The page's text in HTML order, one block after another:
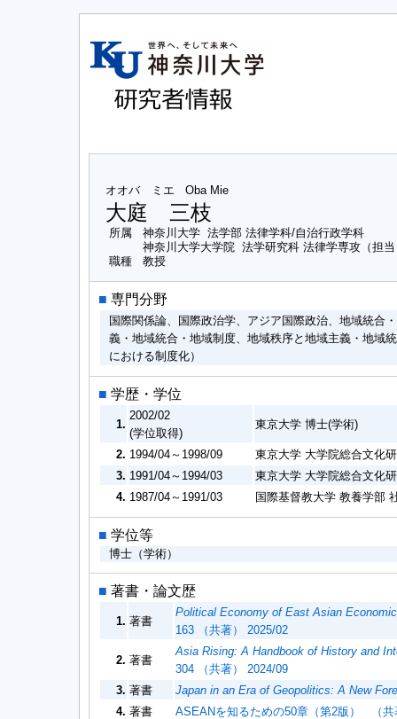
オオバ ミエ Oba Mie
大庭 三枝
所属
神奈川大学 法学部 法律学科/自治行政学科
神奈川大学大学院 法学研究科 法律学専攻（担
職種
教授
■ 専門分野
国際関係論、国際政治学、アジア国際政治、地域統
義・地域統合・地域制度、地域秩序と地域主義・地域
における制度化）
■ 学歴・学位
1.
2002/02
(学位取得)
東京大学 博士(学術)
2. 1994/04～1998/09
東京大学 大学院総合文化
3. 1991/04～1994/03
東京大学 大学院総合文化
4. 1987/04～1991/03 国際基督教大学 教養学部
■ 学位等
博士（学術）
■ 著書・論文歴
1. 著書
Political Economy of East Asian
163 （共著） 2025/02
2. 著書
Asia Rising: A Handbook of History and
304 （共著） 2024/09
3. 著書
Japan in an Era of Geopolitics: A New
4. 著書
ASEANを知るための50章（第2版） （共